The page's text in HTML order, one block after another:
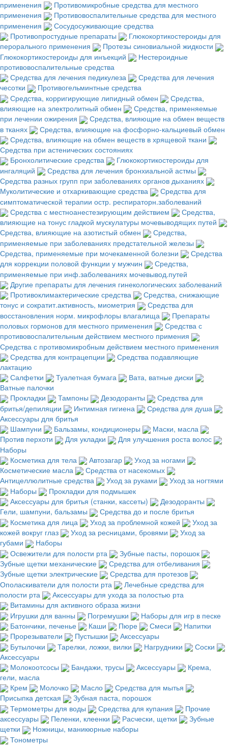
применения
Противомикробные средства для местного
применения
Противовоспалительные средства для местного
применения
Сосудосуживающие средства
Противопростудные препараты
Глюкокортикостероиды для
перорального применения
Протезы синовиальной жидкости
Глюкокортикостероиды для инъекций
Нестероидные
противовоспалительные средства
Средства для лечения педикулеза
Средства для лечения
чесотки
Противогельминтные средства
Средства, корригирующие липидный обмен
Средства,
влияющие на электролитный обмен
Средства, применяемые
при лечении ожирения
Средства, влияющие на обмен веществ
в тканях
Средства, влияющие на фосфорно-кальциевый обмен
Средства, влияющие на обмен веществ в хрящевой ткани
Средства при астенических состояниях
Бронхолитические средства
Глюкокортикостероиды для
ингаляций
Средства для лечения бронхиальной астмы
Средства разных групп при заболеваниях органов дыханиях
Муколитические и отхаркивающие средства
Средства для
симптоматической терапии остр. респираторн.заболеваний
Средства с местноанестезирующим действием
Средства,
влияющие на тонус гладкой мускулатуры мочевыводящих путей
Средства, влияющие на азотистый обмен
Средства,
применяемые при заболеваниях предстательной железы
Средства, применяемые при мочекаменной болезни
Средства
для коррекции половой функции у мужчин
Средства,
применяемые при инф.заболеваниях мочевывод.путей
Другие препараты для лечения гинекологических заболеваний
Противоклимактерические средства
Средства, снижающие
тонус и сократит.активность, миометрия
Средства для
восстановления норм. микрофлоры влагалища
Препараты
половых гормонов для местного применения
Средства с
противовоспалительным действием местного примения
Средства с противомикробным действием местного применения
Средства для контрацепции
Средства подавляющие
лактацию
Салфетки
Туалетная бумага
Вата, ватные диски
Ватные палочки
Прокладки
Тампоны Дезодоранты
Средства для
бритья/депиляции
Интимная гигиена
Средства для душа
Аксессуары для бритья
Шампуни
Бальзамы, кондиционеры
Маски, масла
Против перхоти
Для укладки
Для улучшения роста волос
Наборы
Косметика для тела
Автозагар
Уход за ногами
Косметические масла
Средства от насекомых
Антицеллюлитные средства
Уход за руками
Уход за ногтями
Наборы
Прокладки для подмышек
Аксессуары для бритья (станки, кассеты)
Дезодоранты
Гели, шампуни, бальзамы
Средства до и после бритья
Косметика для лица
Уход за проблемной кожей
Уход за
кожей вокруг глаз
Уход за ресницами, бровями
Уход за
губами
Наборы
Освежители для полости рта
Зубные пасты, порошок
Зубные щетки механические
Средства для отбеливания
Зубные щетки электрические
Средства для протезов
Ополаскиватели для полости рта
Лечебные средства для
полости рта
Аксессуары для ухода за полостью рта
Витамины для активного образа жизни
Игрушки для ванны
Погремушки
Наборы для игр в песке
Батончики, печенье
Каши Пюре Смеси
Напитки
Прорезыватели
Пустышки
Аксессуары
Бутылочки
Тарелки, ложки, вилки Нагрудники
Соски
Аксессуары
Молокоотсосы
Бандажи, трусы Аксессуары
Крема,
гели, масла
Крем
Молочко Масло
Средства для мытья
Присыпка детская
Зубная паста, порошок
Термометры для воды
Средства для купания
Прочие
аксессуары
Пеленки, клеенки Расчески, щетки
Зубные
щетки
Ножницы, маникюрные наборы
Тонометры